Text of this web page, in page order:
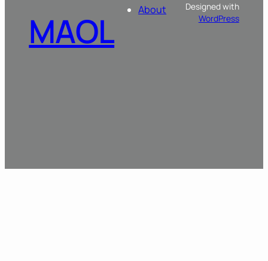
MAOL About
Designed with
WordPress